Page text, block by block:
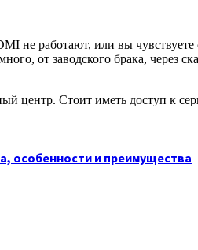
работают, или вы чувствуете
от заводского брака, через
центр. Стоит иметь доступ к
особенности и преимущества